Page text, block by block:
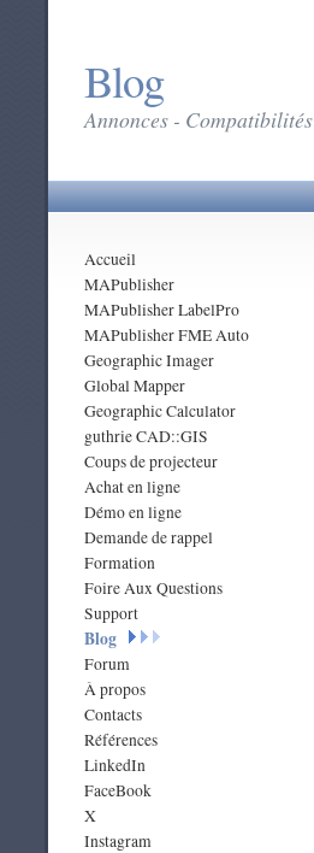
Blog
Annonces -
Accueil
MAPublisher
MAPublisher LabelPro
MAPublisher FME Auto
Geographic Imager
Global Mapper
Geographic Calculator
guthrie CAD::GIS
Coups de projecteur
Achat en ligne
Démo en ligne
Demande de rappel
Formation
Foire Aux Questions
Support
Blog
Forum
À propos
Contacts
Références
LinkedIn
FaceBook
X
Instagram